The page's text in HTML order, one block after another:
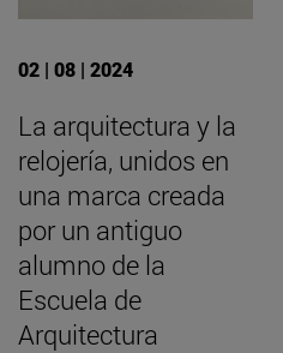
02 | 08 | 2024
La arquitectura y la
relojería, unidos en
una marca creada
por un antiguo
alumno de la
Escuela de
Arquitectura